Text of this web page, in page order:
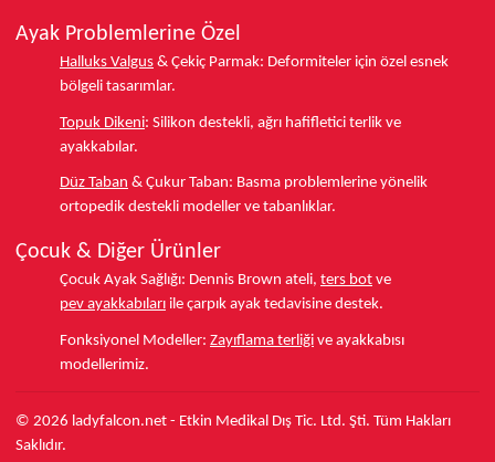
Ayak Problemlerine Özel
Halluks Valgus & Çekiç Parmak: Deformiteler için özel esnek
bölgeli tasarımlar.
Topuk Dikeni: Silikon destekli, ağrı hafifletici terlik ve
ayakkabılar.
Düz Taban & Çukur Taban: Basma problemlerine yönelik
ortopedik destekli modeller ve tabanlıklar.
Çocuk & Diğer Ürünler
Çocuk Ayak Sağlığı: Dennis Brown ateli, ters bot ve
pev ayakkabıları ile çarpık ayak tedavisine destek.
Fonksiyonel Modeller: Zayıflama terliği ve ayakkabısı
modellerimiz.
© 2026 ladyfalcon.net - Etkin Medikal Dış Tic. Ltd. Şti. Tüm Hakları
Saklıdır.